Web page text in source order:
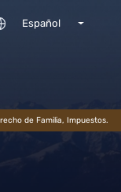
Español
de Familia, Impuestos.